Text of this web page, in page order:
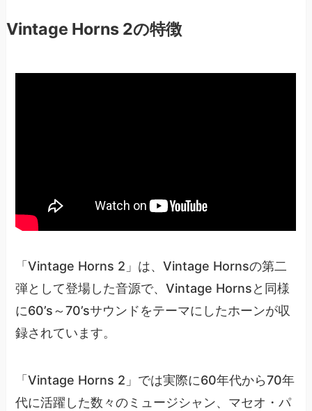
Vintage Horns 2の特徴
「Vintage Horns 2」は、Vintage Hornsの第二
弾として登場した音源で、Vintage Hornsと同様
に60’s～70’sサウンドをテーマにしたホーンが収
録されています。
「Vintage Horns 2」では実際に60年代から70年
代に活躍した数々のミュージシャン、マセオ・パ